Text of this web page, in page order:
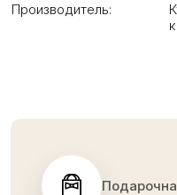
Производитель: